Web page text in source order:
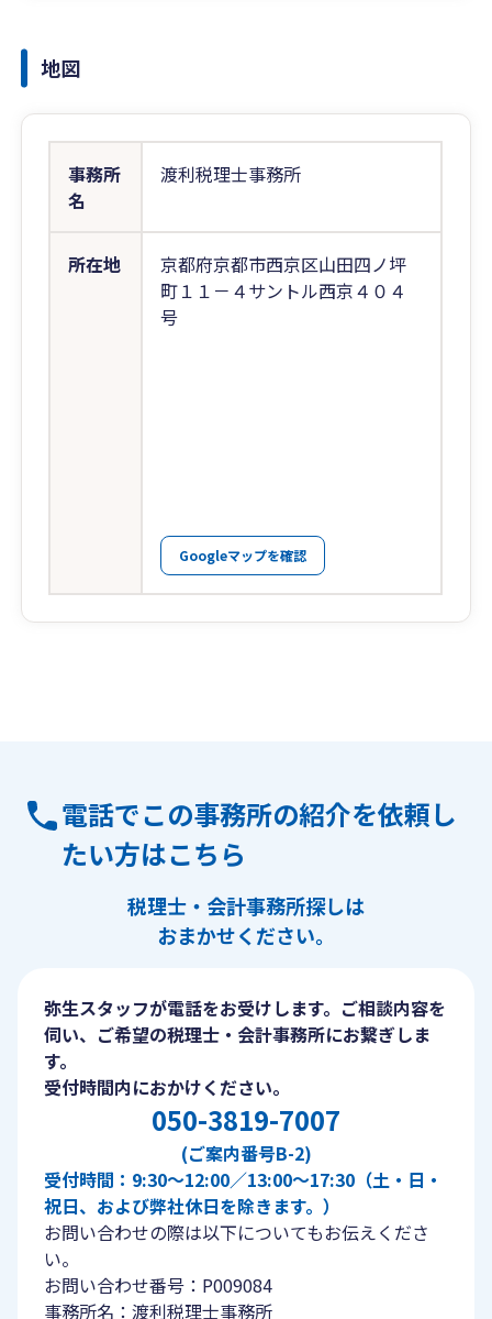
地図
事務所
名
渡利税理士事務所
所在地
京都府京都市西京区山田四ノ坪
町１１－４サントル西京４０４
号
Googleマップを確認
電話でこの事務所の紹介を依頼し
たい方はこちら
税理士・会計事務所探しは
おまかせください。
弥生スタッフが電話をお受けします。ご相談内容を
伺い、ご希望の税理士・会計事務所にお繋ぎしま
す。
受付時間内におかけください。
050-3819-7007
(ご案内番号B-2)
受付時間：9:30〜12:00／13:00〜17:30（土・日・
祝日、および弊社休日を除きます。）
お問い合わせの際は以下についてもお伝えくださ
い。
お問い合わせ番号：P009084
事務所名：渡利税理士事務所